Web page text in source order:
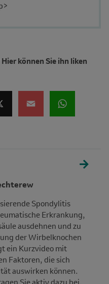
können Sie ihn liken
Spondylitis
Erkrankung,
ausdehnen und zu
der Wirbelknochen
ein Kurzvideo mit
Faktoren, die sich
auswirken können.
Sie aktiv dazu bei,